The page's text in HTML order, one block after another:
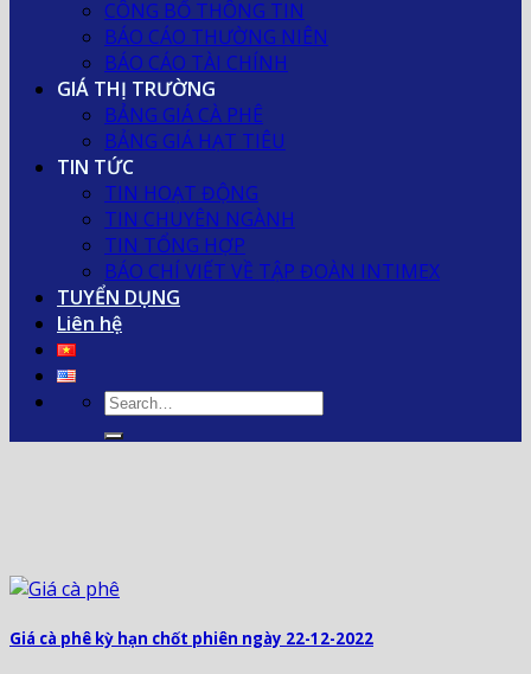
CÔNG BỐ THÔNG TIN
BÁO CÁO THƯỜNG NIÊN
BÁO CÁO TÀI CHÍNH
GIÁ THỊ TRƯỜNG
BẢNG GIÁ CÀ PHÊ
BẢNG GIÁ HẠT TIÊU
TIN TỨC
TIN HOẠT ĐỘNG
TIN CHUYÊN NGÀNH
TIN TỔNG HỢP
BÁO CHÍ VIẾT VỀ TẬP ĐOÀN INTIMEX
TUYỂN DỤNG
Liên hệ
Giá cà phê kỳ hạn chốt phiên ngày 22-12-2022